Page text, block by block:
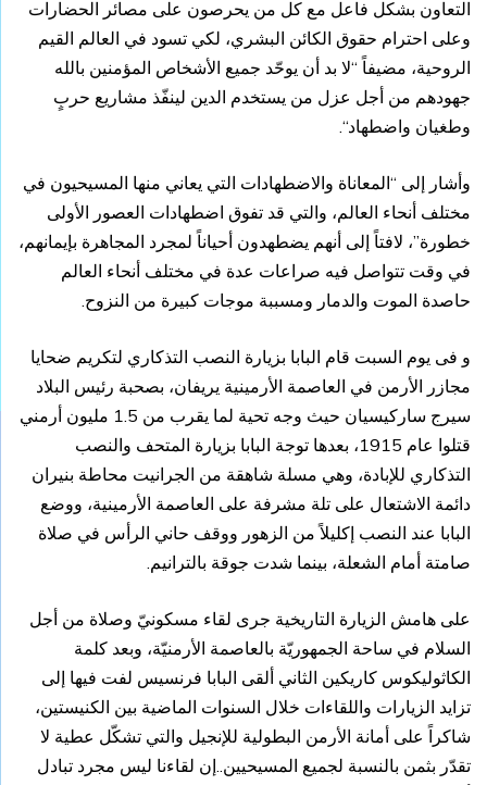
التعاون بشكل فاعل مع كل من يحرصون على مصائر الحضارات
وعلى احترام حقوق الكائن البشري، لكي تسود في العالم القيم
الروحية، مضيفاً “لا بد أن يوحّد جميع الأشخاص المؤمنين بالله
جهودهم من أجل عزل من يستخدم الدين لينفّذ مشاريع حربٍ
وطغيان واضطهاد“.
وأشار إلى “المعاناة والاضطهادات التي يعاني منها المسيحيون في
مختلف أنحاء العالم، والتي قد تفوق اضطهادات العصور الأولى
خطورة”، لافتاً إلى أنهم يضطهدون أحياناً لمجرد المجاهرة بإيمانهم،
في وقت تتواصل فيه صراعات عدة في مختلف أنحاء العالم
حاصدة الموت والدمار ومسببة موجات كبيرة من النزوح.
و فى يوم السبت قام البابا بزيارة النصب التذكاري لتكريم ضحايا
مجازر الأرمن في العاصمة الأرمينية يريفان، بصحبة رئيس البلاد
سيرج ساركيسيان حيث وجه تحية لما يقرب من 1.5 مليون أرمني
قتلوا عام 1915، بعدها توجة البابا بزيارة المتحف والنصب
التذكاري للإبادة، وهي مسلة شاهقة من الجرانيت محاطة بنيران
دائمة الاشتعال على تلة مشرفة على العاصمة الأرمينية، ووضع
البابا عند النصب إكليلاً من الزهور ووقف حاني الرأس في صلاة
صامتة أمام الشعلة، بينما شدت جوقة بالترانيم.
على هامش الزيارة التاريخية جرى لقاء مسكونيّ وصلاة من أجل
السلام في ساحة الجمهوريّة بالعاصمة الأرمنيّة، وبعد كلمة
الكاثوليكوس كاريكين الثاني ألقى البابا فرنسيس لفت فيها إلى
تزايد الزيارات واللقاءات خلال السنوات الماضية بين الكنيستين،
شاكراً على أمانة الأرمن البطولية للإنجيل والتي تشكّل عطية لا
تقدّر بثمن بالنسبة لجميع المسيحيين..إن لقاءنا ليس مجرد تبادل